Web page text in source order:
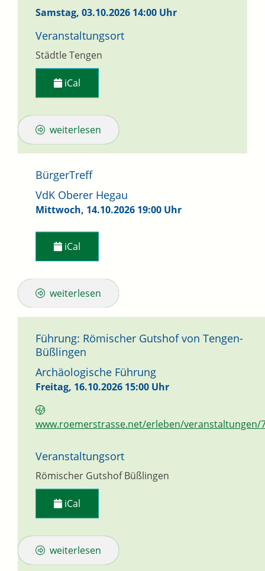
Samstag, 03.10.2026 14:00 Uhr
Veranstaltungsort
Städtle Tengen
iCal
weiterlesen
BürgerTreff
VdK Oberer Hegau
Mittwoch, 14.10.2026 19:00 Uhr
iCal
weiterlesen
Führung: Römischer Gutshof von Tengen-
Büßlingen
Archäologische Führung
Freitag, 16.10.2026 15:00 Uhr
www.roemerstrasse.net/erleben/veranstaltungen/
Veranstaltungsort
Römischer Gutshof Büßlingen
iCal
weiterlesen